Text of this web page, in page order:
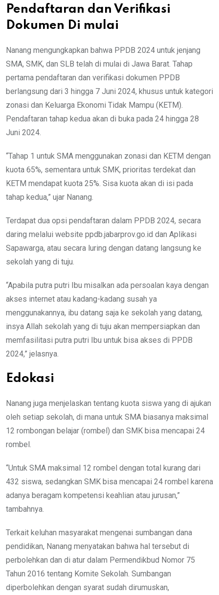
Pendaftaran dan Verifikasi
Dokumen Di mulai
Nanang mengungkapkan bahwa PPDB 2024 untuk jenjang
SMA, SMK, dan SLB telah di mulai di Jawa Barat. Tahap
pertama pendaftaran dan verifikasi dokumen PPDB
berlangsung dari 3 hingga 7 Juni 2024, khusus untuk kategori
zonasi dan Keluarga Ekonomi Tidak Mampu (KETM).
Pendaftaran tahap kedua akan di buka pada 24 hingga 28
Juni 2024.
“Tahap 1 untuk SMA menggunakan zonasi dan KETM dengan
kuota 65%, sementara untuk SMK, prioritas terdekat dan
KETM mendapat kuota 25%. Sisa kuota akan di isi pada
tahap kedua,” ujar Nanang.
Terdapat dua opsi pendaftaran dalam PPDB 2024, secara
daring melalui website ppdb.jabarprov.go.id dan Aplikasi
Sapawarga, atau secara luring dengan datang langsung ke
sekolah yang di tuju.
“Apabila putra putri Ibu misalkan ada persoalan kaya dengan
akses internet atau kadang-kadang susah ya
menggunakannya, ibu datang saja ke sekolah yang datang,
insya Allah sekolah yang di tuju akan mempersiapkan dan
memfasilitasi putra putri Ibu untuk bisa akses di PPDB
2024,” jelasnya.
Edokasi
Nanang juga menjelaskan tentang kuota siswa yang di ajukan
oleh setiap sekolah, di mana untuk SMA biasanya maksimal
12 rombongan belajar (rombel) dan SMK bisa mencapai 24
rombel.
“Untuk SMA maksimal 12 rombel dengan total kurang dari
432 siswa, sedangkan SMK bisa mencapai 24 rombel karena
adanya beragam kompetensi keahlian atau jurusan,”
tambahnya.
Terkait keluhan masyarakat mengenai sumbangan dana
pendidikan, Nanang menyatakan bahwa hal tersebut di
perbolehkan dan di atur dalam Permendikbud Nomor 75
Tahun 2016 tentang Komite Sekolah. Sumbangan
diperbolehkan dengan syarat sudah dirumuskan,